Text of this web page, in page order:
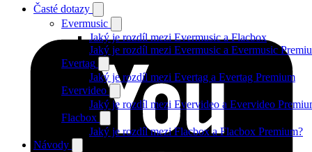
Časté dotazy
Evermusic
Jaký je rozdíl mezi Evermusic a Flacbox
Jaký je rozdíl mezi Evermusic a Evermusic
Evertag
Jaký je rozdíl mezi Evertag a Evertag Premium
Evervideo
Jaký je rozdíl mezi Evervideo a Evervideo
Flacbox
Jaký je rozdíl mezi Flacbox a Flacbox Premium?
Návody